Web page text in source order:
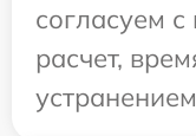
согласуем
расчет,